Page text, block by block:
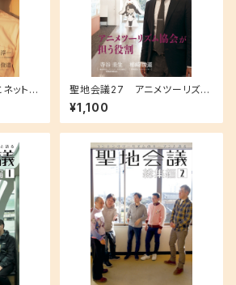
ット・
式会
）
聖地会議27 アニメツーリズム
協会が担う役割／アニメツーリ
ズム協会 寺谷圭生
¥1,100